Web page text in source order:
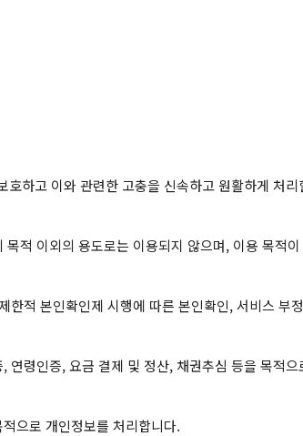
하고 이와 관련한 고충을 신속하고 원활하게 처
적 이외의 용도로는 이용되지 않으며, 이용 목
적 본인확인제 시행에 따른 본인확인, 서비스
령인증, 요금 결제 및 정산, 채권추심 등을 목적
으로 개인정보를 처리합니다.